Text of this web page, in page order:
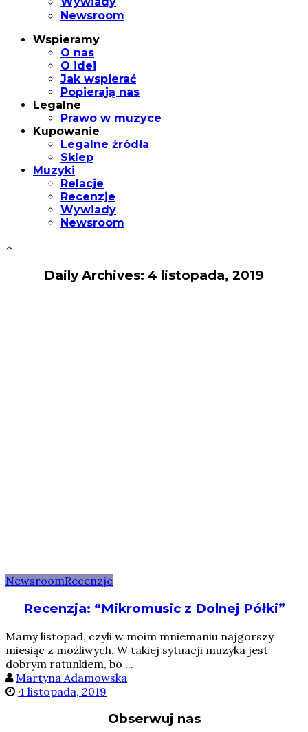
Newsroom
Wspieramy
O nas
O idei
Jak wspierać
Popierają nas
Legalne
Prawo w muzyce
Kupowanie
Legalne źródła
Sklep
Muzyki
Relacje
Recenzje
Wywiady
Newsroom
Daily Archives: 4 listopada, 2019
NewsroomRecenzje
Recenzja: “Mikromusic z Dolnej Półki”
Mamy listopad, czyli w moim mniemaniu najgorszy
miesiąc z możliwych. W takiej sytuacji muzyka jest
dobrym ratunkiem, bo ...
Martyna Adamowska
4 listopada, 2019
Obserwuj nas